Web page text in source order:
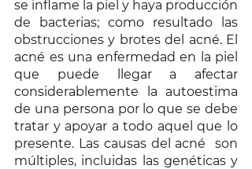
se inflame la piel y haya producción
de bacterias; como resultado las
obstrucciones y brotes del acné. El
acné es una enfermedad en la piel
que puede llegar a afectar
considerablemente la autoestima
de una persona por lo que se debe
tratar y apoyar a todo aquel que lo
presente. Las causas del acné  son
múltiples, incluidas las genéticas y